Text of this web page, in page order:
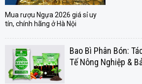
Mua rượu Ngựa 2026 giá sỉ uy
tín, chính hãng ở Hà Nội
Bao Bì Phân Bón:
Tế Nông Nghiệp &